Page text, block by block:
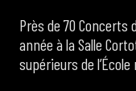
Les
Près de 70 Concerts
année à la Salle
supérieurs de